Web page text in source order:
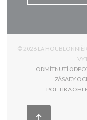
© 2026 LA
ODMÍTNUTÍ
ZÁSADY
POLITIKA